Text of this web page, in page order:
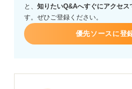
と、 知りたいQ&Aへすぐにアクセス
す。ぜひご登録ください。
優先ソースに登